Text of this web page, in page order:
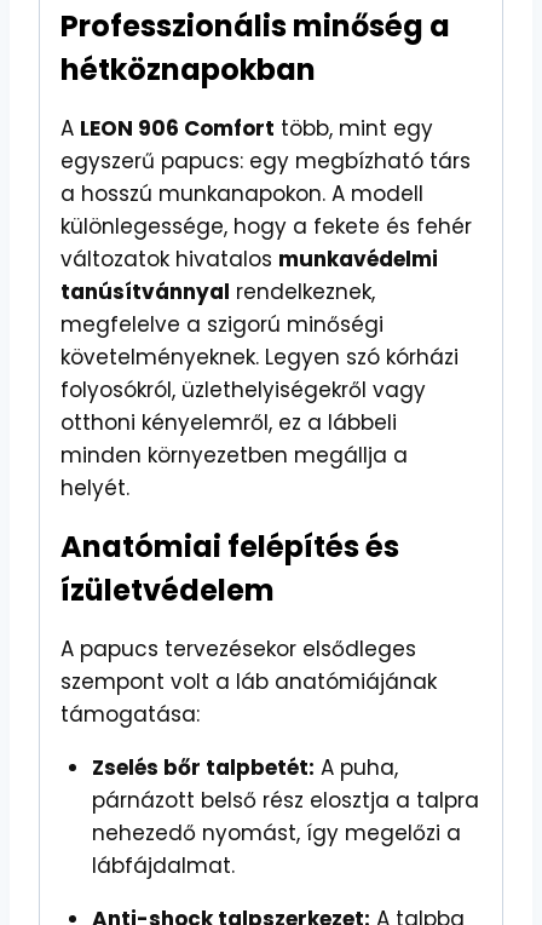
Professzionális minőség a
hétköznapokban
A LEON 906 Comfort több, mint egy
egyszerű papucs: egy megbízható társ
a hosszú munkanapokon. A modell
különlegessége, hogy a fekete és fehér
változatok hivatalos munkavédelmi
tanúsítvánnyal rendelkeznek,
megfelelve a szigorú minőségi
követelményeknek. Legyen szó kórházi
folyosókról, üzlethelyiségekről vagy
otthoni kényelemről, ez a lábbeli
minden környezetben megállja a
helyét.
Anatómiai felépítés és
ízületvédelem
A papucs tervezésekor elsődleges
szempont volt a láb anatómiájának
támogatása:
Zselés bőr talpbetét: A puha,
párnázott belső rész elosztja a talpra
nehezedő nyomást, így megelőzi a
lábfájdalmat.
Anti-shock talpszerkezet: A talpba